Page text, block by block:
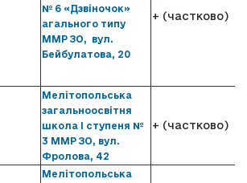
№ 6 «Дзвіночок»
агального типу
ММР ЗО, вул.
Бейбулатова, 20
+ (частково)
Мелітопольська
загальноосвітня
школа І ступеня №
3 ММР ЗО, вул.
Фролова, 42
+ (частково)
Мелітопольська